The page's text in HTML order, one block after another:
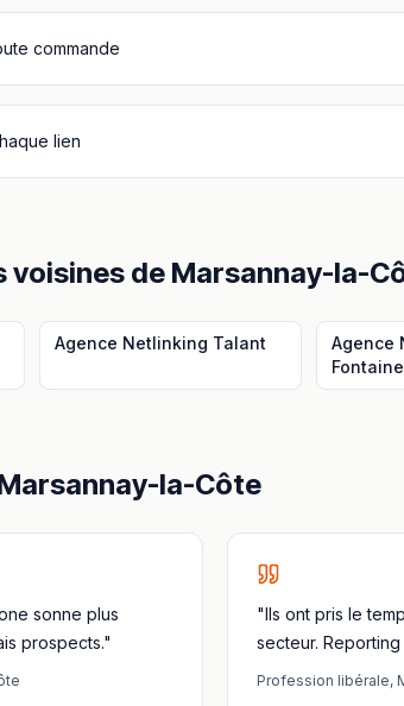
commande
lien
voisines de Marsannay-la-
Agence Netlinking Talant
Agence
la-Côte
sonne plus
prospects."
"Ils ont pris le
secteur.
Profession libérale,